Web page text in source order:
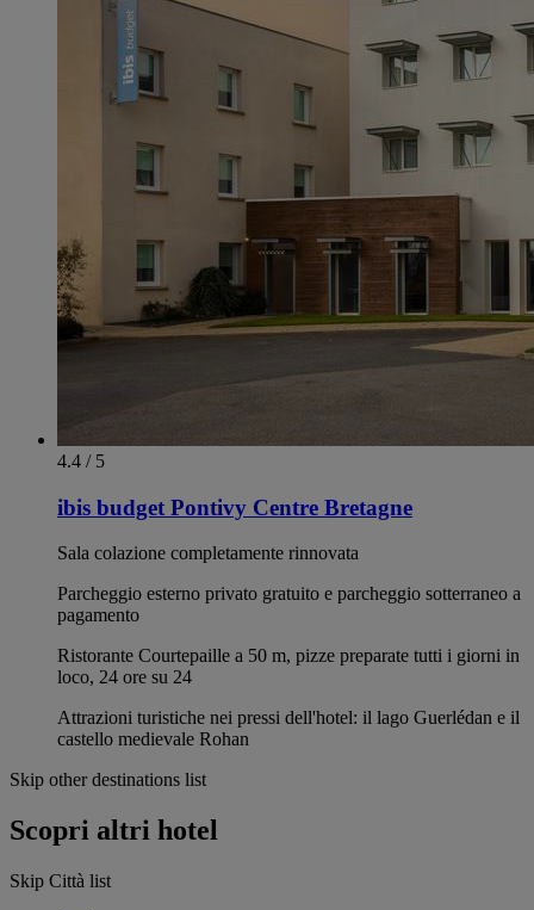
4.4 / 5
ibis budget Pontivy Centre Bretagne
Sala colazione completamente rinnovata
Parcheggio esterno privato gratuito e parcheggio sotterraneo a
pagamento
Ristorante Courtepaille a 50 m, pizze preparate tutti i giorni in
loco, 24 ore su 24
Attrazioni turistiche nei pressi dell'hotel: il lago Guerlédan e il
castello medievale Rohan
Skip other destinations list
Scopri altri hotel
Skip Città list